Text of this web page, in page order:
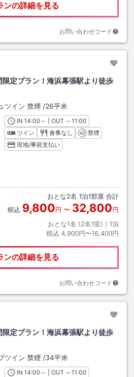
ンの詳細を見る
お問い合わせコード
限定プラン！海浜幕張駅より徒歩
ツイン 禁煙 /26平米
INチェックイン
14:00 ～ | OUT チェックアウト
～11:00
ツイン
食事なし
禁煙
現地/事前支払い
おとな2名 1泊1部屋 合計
税込 9,800円 〜 32,800円
おとな1名 (2名1室)｜ 1泊
税込 4,900円〜16,400円
ンの詳細を見る
お問い合わせコード
限定プラン！海浜幕張駅より徒歩
ツイン 禁煙 /34平米
INチェックイン
14:00 ～ | OUT チェックアウト
～11:00